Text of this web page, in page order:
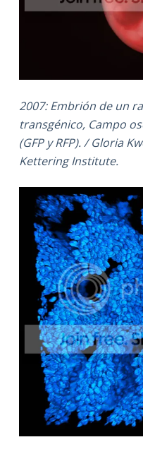
2007: Embrión de un
transgénico, Campo
(GFP y RFP). / Gloria
Kettering Institute.